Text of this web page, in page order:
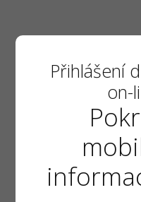
Přihlášení
on-